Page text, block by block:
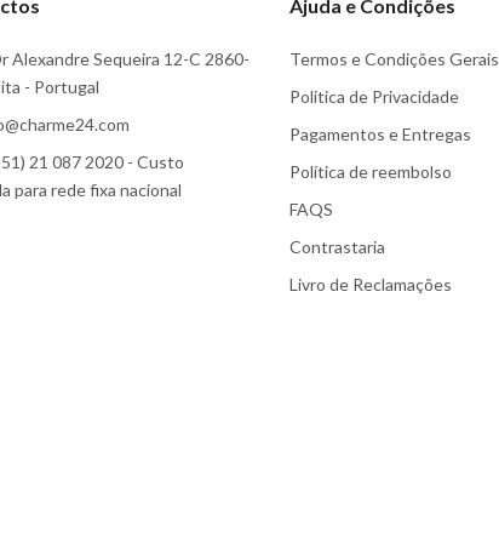
Alexandre Sequeira 12-C 2860-
- Portugal
21 087 2020 - Custo
para rede fixa nacional
Ajuda e Condições
Termos e Condições Gerais
Politica de Privacidade
Pagamentos e Entregas
Política de reembolso
FAQS
Contrastaria
Livro de Reclamações